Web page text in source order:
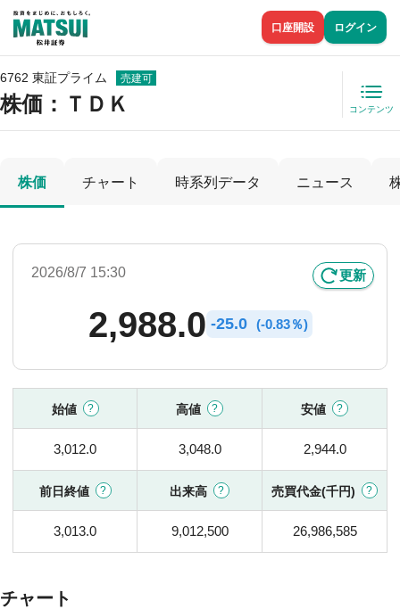
口座開設 ログイン
6762 東証プライム 売建可
株価 ：ＴＤＫ コンテンツ
株価 チャート 時系列データ ニュース
2026/8/7 15:30 更新
2,988.0 -25.0 (-0.83％)
始値 高値 安値
3,012.0 3,048.0 2,944.0
前日終値 出来高 売買代金(千円)
3,013.0 9,012,500 26,986,585
チャート